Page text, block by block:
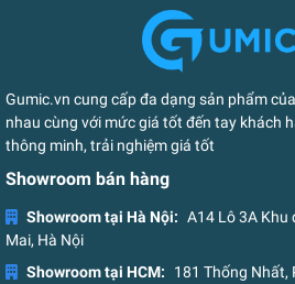
Gumic.vn cung cấp đa dạng sản phẩm
nhau cùng với mức giá tốt đến tay khách
thông minh, trải nghiệm giá tốt
Showroom bán hàng
Showroom tại Hà Nội: A14 Lô 3A Khu
Mai, Hà Nội
Showroom tại HCM:
181 Thống Nhất,